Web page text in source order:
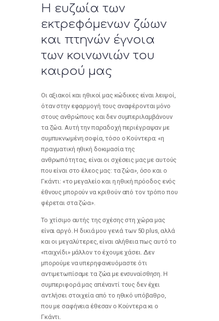
Η ευζωία των
εκτρεφόμενων ζώων
και πτηνών έγνοια
των κοινωνιών του
καιρού μας
Οι αξιακοί και ηθικοί μας κώδικες είναι λειψοί,
όταν στην εφαρμογή τους αναφέρονται μόνο
στους ανθρώπους και δεν συμπεριλαμβάνουν
τα ζώα. Αυτή την παραδοχή περιέγραψαν με
συμπυκνωμένη σοφία, τόσο ο Κούντερα: «η
πραγματική ηθική δοκιμασία της
ανθρωπότητας, είναι οι σχέσεις μας με αυτούς
που είναι στο έλεος μας: τα ζώα», όσο και ο
Γκάντι: «το μεγαλείο και η ηθική πρόοδος ενός
έθνους μπορούν να κριθούν από τον τρόπο που
φέρεται στα ζώα».
Το χτίσιμο αυτής της σχέσης στη χώρα μας
είναι αργό. Η δικιά μου γενιά των 50 plus, αλλά
και οι μεγαλύτερες, είναι αλήθεια πως αυτό το
«παιχνίδι» μάλλον το έχουμε χάσει. Δεν
μπορούμε να υπερηφανευόμαστε ότι
αντιμετωπίσαμε τα ζώα με ενσυναίσθηση. Η
συμπεριφορά μας απέναντί τους δεν έχει
αντλήσει στοιχεία από το ηθικό υπόβαθρο,
που με σαφήνεια έθεσαν ο Κούντερα κι ο
Γκάντι.